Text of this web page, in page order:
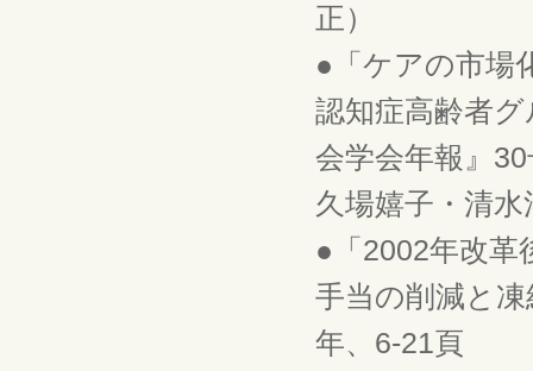
正）
●「ケアの市場
認知症高齢者
会学会年報』
久場嬉子・清
●「2002年改
手当の削減と
年、6-21頁